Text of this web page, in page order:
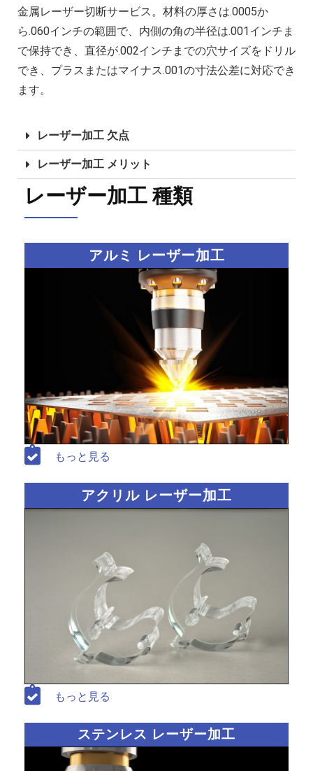
金属レーザー切断サービス。材料の厚さは.0005か
ら.060インチの範囲で、内側の角の半径は.001インチま
で保持でき、直径が.002インチまでの穴サイズをドリル
でき、プラスまたはマイナス.001の寸法公差に対応でき
ます。
レーザー加工 欠点
レーザー加工 メリット
レーザー加工 種類
アルミ レーザー加工
もっと見る
アクリル レーザー加工
もっと見る
ステンレス レーザー加工